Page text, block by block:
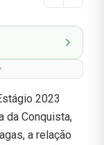
Normal
2023
da Conquista,
a relação